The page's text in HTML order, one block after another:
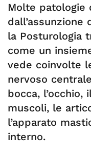
Molte patologie
la Posturologia
come un
vede coinvolte
nervoso
bocca, l’occhio,
muscoli, le
l’apparato
interno.